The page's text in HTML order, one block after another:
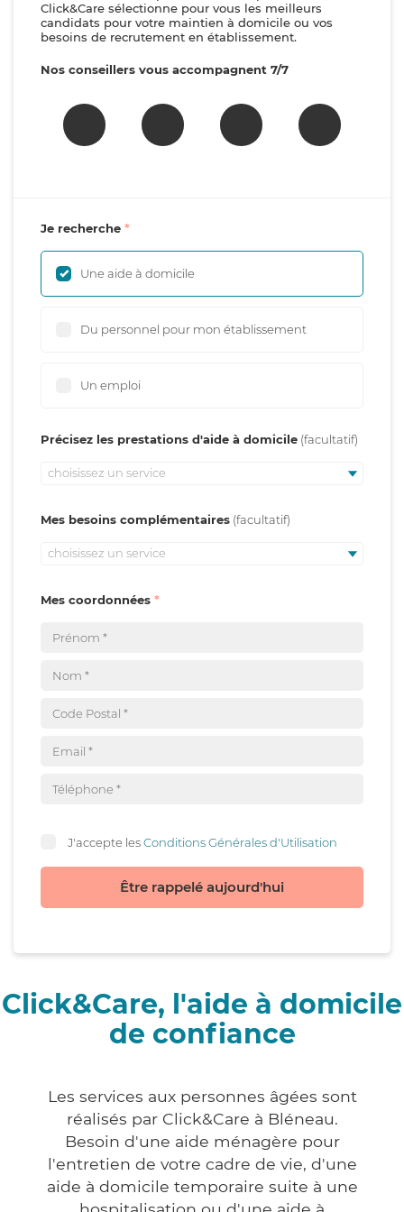
Click&Care sélectionne pour vous les meilleurs
candidats pour votre maintien à domicile ou vos
besoins de recrutement en établissement.
Nos conseillers vous accompagnent 7/7
Je recherche
Une aide à domicile
Du personnel pour mon établissement
Un emploi
Précisez les prestations d'aide à domicile
choisissez un service
Mes besoins complémentaires
choisissez un service
Mes coordonnées
J'accepte lesConditions Générales d'Utilisation
Être rappelé aujourd'hui
Click&Care, l'aide à domicile
de confiance
Les services aux personnes âgées sont
réalisés par Click&Care à Bléneau.
Besoin d'une aide ménagère pour
l'entretien de votre cadre de vie, d'une
aide à domicile temporaire suite à une